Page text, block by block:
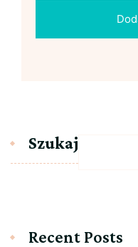
Szukaj
Recent Posts